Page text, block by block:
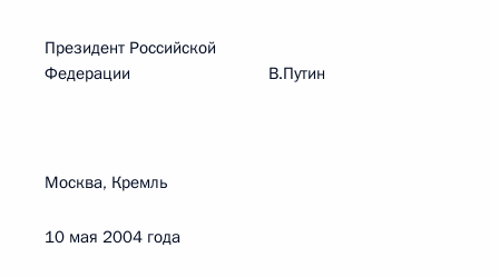
Президент Российской
Федерации В.Путин
Москва, Кремль
10 мая 2004 года